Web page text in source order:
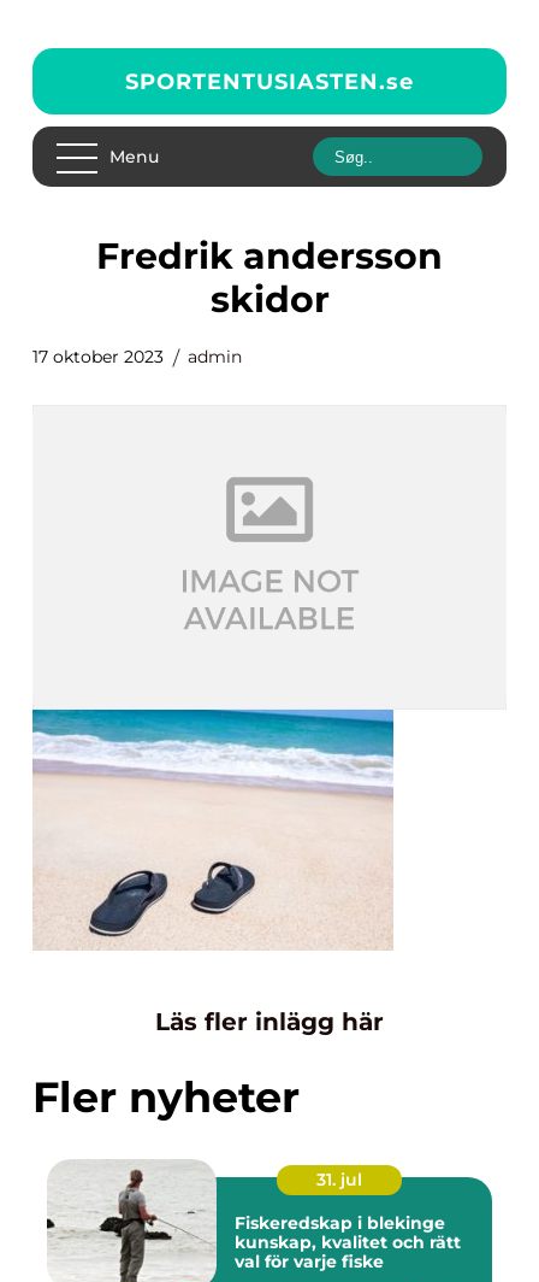
SPORTENTUSIASTEN.se
Menu
fredrik andersson
skidor
17 oktober 2023 admin
Läs fler inlägg här
Fler nyheter
31. jul
Fiskeredskap i blekinge
kunskap, kvalitet och rätt
val för varje fiske